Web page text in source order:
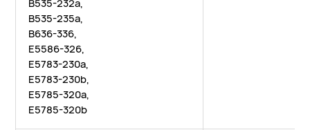
B535-232a,
B535-235a,
B636-336,
E5586-326,
E5783-230a,
E5783-230b,
E5785-320a,
E5785-320b